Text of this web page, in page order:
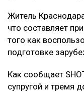
Житель
что составляет
того как
подготовке
Как сообщает
супругой и тремя